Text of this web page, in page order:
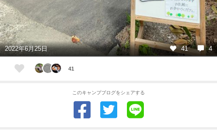
2022年6月25日 41 4
41
このキャンプブログをシェアする